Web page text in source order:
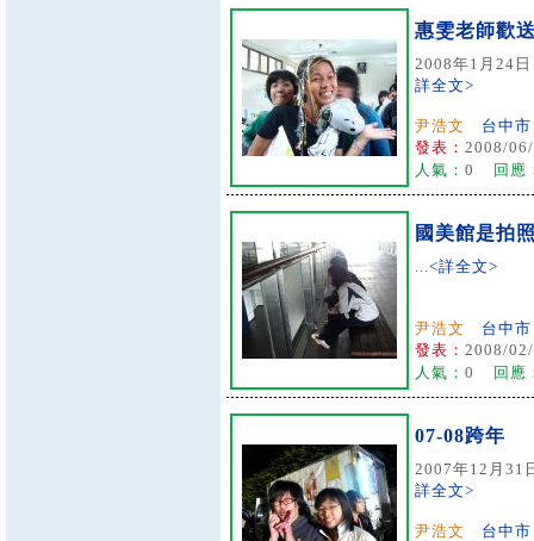
惠雯老師歡
2008年1月24
詳全文>
尹浩文
台中市
發表： 2008/
人氣： 0 回應
國美館是拍
...<詳全文>
尹浩文
台中市
發表： 2008/
人氣： 0 回應
07-08跨年
2007年12月31
詳全文>
尹浩文
台中市